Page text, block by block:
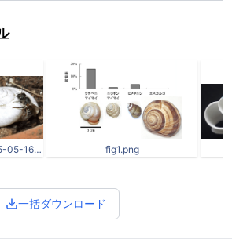
スクリーンショット 2025-05-16 100229.png fig1.png
一括ダウンロード